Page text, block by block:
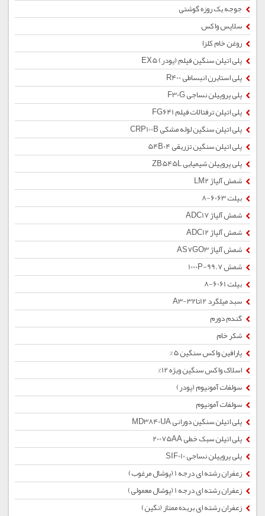
جوجه یک روزه گوشتی
سلاپس واکس
روغن خام کلزا
پلی اتیلن سنگین فیلم (پودر) EX5
پلی استایرن انبساطی R400
پلی پروپیلن نساجی F30G
پلی اتیلن ترفتالات فیلم FG641
پلی اتیلن سنگین لوله مشکی CRP100B
پلی اتیلن سنگین تزریقی 54B04
پلی پروپیلن شیمیایی ZB545L
شمش آلیاژ LM2
بیلت 6063-8
شمش آلیاژ ADC17
شمش آلیاژ ADC12
شمش آلیاژ AS7GO3
شمش 1000P-99.7
بیلت 6061-8
سبد میلگرد 12تا32-A3
گندم دورم
شکر خام
پارافین واکس سنگین 5%
اسلاک واکس سنگین ویژه 12%
سولفات آمونیوم (پودر)
سولفات آمونیوم
پلی اتیلن سنگین دورانی MD3840UA
پلی اتیلن سبک خطی 20075AA
پلی پروپیلن نساجی SIF010
زعفران رشته ای درجه 1 (پوشال مرغوب)
زعفران رشته ای درجه 1 (پوشال معمولی)
زعفران رشته ای بریده ممتاز (نگین)